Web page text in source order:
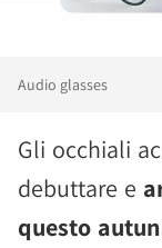
Audio glasses
Gli occhiali
debuttare e
questo